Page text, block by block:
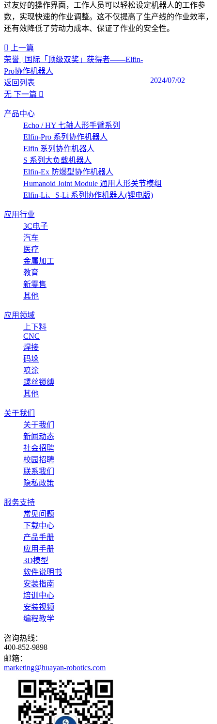
过友好的操作界面，工作人员可以轻松设定机器人的工作参
数，实现快速的作业调整。这不仅提高了生产线的作业效率，
还有效降低了劳动力成本、保证了作业的安全性。‍
上一篇
荣誉 | 国际「顶级双奖」获得者——Elfin-
Pro协作机器人
2024/07/02
返回列表
无 下一篇
产品中心
Echo / HY 七轴人形手臂系列
Elfin-Pro 系列协作机器人
Elfin 系列协作机器人
S 系列大负载机器人
Elfin-Ex 防爆型协作机器人
Humanoid Joint Module 通用人形关节模组
Elfin-Li、S-Li 系列协作机器人(锂电版)
应用行业
3C电子
汽车
医疗
金属加工
教育
新零售
其他
应用领域
上下料
CNC
焊接
码垛
喷涂
螺丝锁缚
其他
关于我们
关于我们
新闻动态
社会招聘
校园招聘
联系我们
隐私政策
服务支持
常见问题
下载中心
产品手册
应用手册
3D模型
软件说明书
安装指南
培训中心
安装视频
编程教学
咨询热线：
400-852-9898
邮箱：
marketing@huayan-robotics.com